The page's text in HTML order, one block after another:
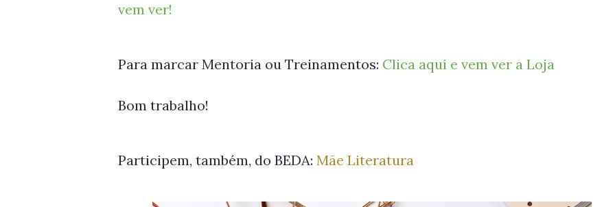
vem ver!
Para marcar Mentoria ou Treinamentos: Clica aqui e vem ver a Loja
Bom trabalho!
Participem, também, do BEDA: Mãe Literatura